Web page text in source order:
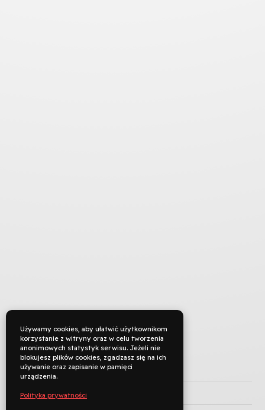
TYTUŁ ORYGINALNY
REŻYSERIA
Używamy cookies, aby ułatwić użytkownikom
korzystanie z witryny oraz w celu tworzenia
anonimowych statystyk serwisu. Jeżeli nie
blokujesz plików cookies, zgadzasz się na ich
używanie oraz zapisanie w pamięci
urządzenia.
Polityka prywatności